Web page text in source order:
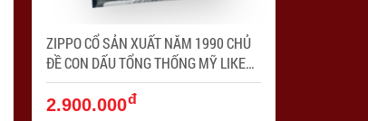
ZIPPO CỔ SẢN XUẤT NĂM 1990 CHỦ
ĐỀ CON DẤU TỔNG THỐNG MỸ LIKE
NEW ( đã qua sử dụng) - Mã SP:
ZPC4257-10
2.900.000đ